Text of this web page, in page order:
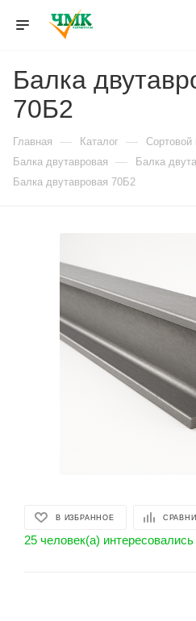
Балка
70Б2
Главная — Каталог — Сортовой
Балка двутавровая — Балка
Балка двутавровая 70Б2
В ИЗБРАННОЕ
25 человек(а)